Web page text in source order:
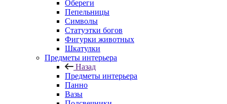
Обереги
Пепельницы
Символы
Статуэтки богов
Фигурки животных
Шкатулки
Предметы интерьера
Назад
Предметы интерьера
Панно
Вазы